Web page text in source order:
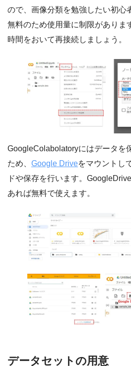
ので、画像分類を勉強したい初心
無料のため使用量に制限がありま
時間をおいて再接続しましょう。
GoogleColabolatoryにはデータを
ため、 Google Driveをマウントし
ドや保存を行います。
あれば無料で使えます。
データセットの用意